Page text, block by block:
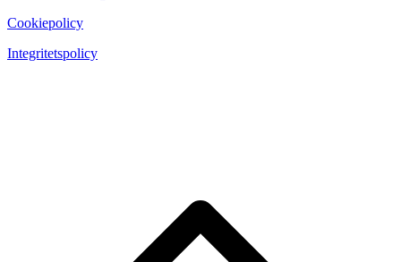
Cookiepolicy
Integritetspolicy